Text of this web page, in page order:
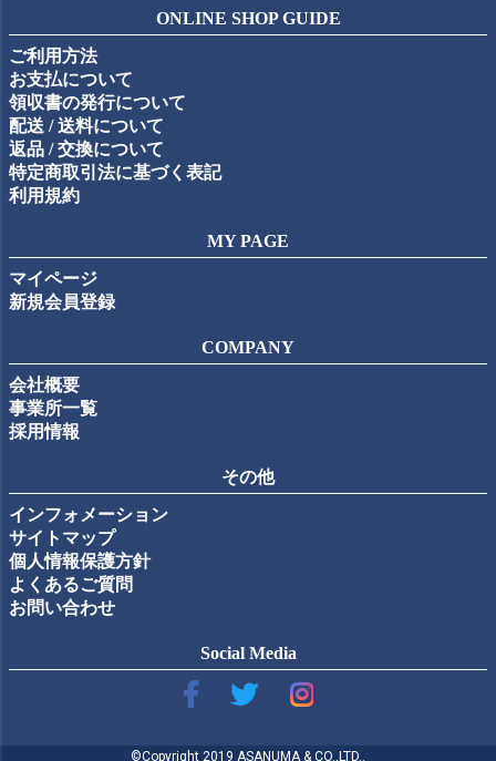
ップ
ONLINE SHOP GUIDE
ご利用方法
お支払について
領収書の発行について
配送 / 送料について
返品 / 交換について
特定商取引法に基づく表記
利用規約
MY PAGE
マイページ
新規会員登録
COMPANY
会社概要
事業所一覧
採用情報
その他
インフォメーション
サイトマップ
個人情報保護方針
よくあるご質問
お問い合わせ
Social Media
©Copyright 2019 ASANUMA & CO.,LTD..